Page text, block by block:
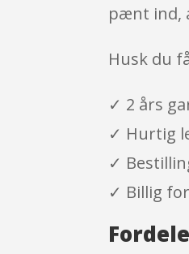
pænt ind,
Husk du
✓ 2 års
✓ Hurtig
✓
✓ Billig